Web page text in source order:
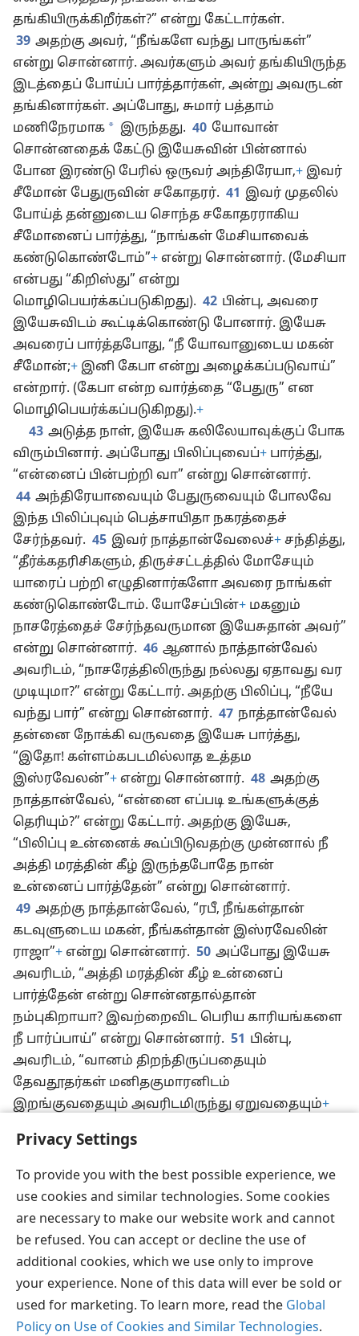
Privacy Settings
To provide you with the best possible experience, we
use cookies and similar technologies. Some cookies
are necessary to make our website work and cannot
be refused. You can accept or decline the use of
additional cookies, which we use only to improve
your experience. None of this data will ever be sold or
used for marketing. To learn more, read the Global
Policy on Use of Cookies and Similar Technologies.
தங்கியிருக்கிறீர்கள்?” என்று கேட்டார்கள்.
39 அதற்கு அவர், “நீங்களே வந்து பாருங்கள்”
என்று சொன்னார். அவர்களும் அவர் தங்கியிருந்த
இடத்தைப் போய்ப் பார்த்தார்கள், அன்று அவருடன்
தங்கினார்கள். அப்போது, சுமார் பத்தாம்
மணிநேரமாக * இருந்தது. 40 யோவான்
சொன்னதைக் கேட்டு இயேசுவின் பின்னால்
போன இரண்டு பேரில் ஒருவர் அந்திரேயா,+ இவர்
சீமோன் பேதுருவின் சகோதரர். 41 இவர் முதலில்
போய்த் தன்னுடைய சொந்த சகோதரராகிய
சீமோனைப் பார்த்து, “நாங்கள் மேசியாவைக்
கண்டுகொண்டோம்”+ என்று சொன்னார். (மேசியா
என்பது “கிறிஸ்து” என்று
மொழிபெயர்க்கப்படுகிறது). 42 பின்பு, அவரை
இயேசுவிடம் கூட்டிக்கொண்டு போனார். இயேசு
அவரைப் பார்த்தபோது, “நீ யோவானுடைய மகன்
சீமோன்;+ இனி கேபா என்று அழைக்கப்படுவாய்”
என்றார். (கேபா என்ற வார்த்தை “பேதுரு” என
மொழிபெயர்க்கப்படுகிறது).+
43 அடுத்த நாள், இயேசு கலிலேயாவுக்குப் போக
விரும்பினார். அப்போது பிலிப்புவைப்+ பார்த்து,
“என்னைப் பின்பற்றி வா” என்று சொன்னார்.
44 அந்திரேயாவையும் பேதுருவையும் போலவே
இந்த பிலிப்புவும் பெத்சாயிதா நகரத்தைச்
சேர்ந்தவர். 45 இவர் நாத்தான்வேலைச்+ சந்தித்து,
“தீர்க்கதரிசிகளும், திருச்சட்டத்தில் மோசேயும்
யாரைப் பற்றி எழுதினார்களோ அவரை நாங்கள்
கண்டுகொண்டோம். யோசேப்பின்+ மகனும்
நாசரேத்தைச் சேர்ந்தவருமான இயேசுதான் அவர்”
என்று சொன்னார். 46 ஆனால் நாத்தான்வேல்
அவரிடம், “நாசரேத்திலிருந்து நல்லது ஏதாவது வர
முடியுமா?” என்று கேட்டார். அதற்கு பிலிப்பு, “நீயே
வந்து பார்” என்று சொன்னார். 47 நாத்தான்வேல்
தன்னை நோக்கி வருவதை இயேசு பார்த்து,
“இதோ! கள்ளம்கபடமில்லாத உத்தம
இஸ்ரவேலன்”+ என்று சொன்னார். 48 அதற்கு
நாத்தான்வேல், “என்னை எப்படி உங்களுக்குத்
தெரியும்?” என்று கேட்டார். அதற்கு இயேசு,
“பிலிப்பு உன்னைக் கூப்பிடுவதற்கு முன்னால் நீ
அத்தி மரத்தின் கீழ் இருந்தபோதே நான்
உன்னைப் பார்த்தேன்” என்று சொன்னார்.
49 அதற்கு நாத்தான்வேல், “ரபீ, நீங்கள்தான்
கடவுளுடைய மகன், நீங்கள்தான் இஸ்ரவேலின்
ராஜா”+ என்று சொன்னார். 50 அப்போது இயேசு
அவரிடம், “அத்தி மரத்தின் கீழ் உன்னைப்
பார்த்தேன் என்று சொன்னதால்தான்
நம்புகிறாயா? இவற்றைவிட பெரிய காரியங்களை
நீ பார்ப்பாய்” என்று சொன்னார். 51 பின்பு,
அவரிடம், “வானம் திறந்திருப்பதையும்
தேவதூதர்கள் மனிதகுமாரனிடம்
இறங்குவதையும் அவரிடமிருந்து ஏறுவதையும்+
உண்மையாகவே உங்களுக்குச் சொல்கிறேன்”
என்றார்.
தமிழ் பகிரவும்
விருப்பங்கள்
© 2026 Watch Tower Bible and Tract Society of Pennsylvania
உள்நுழையவும்